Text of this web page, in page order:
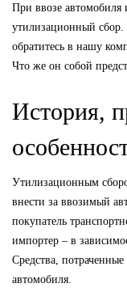
При ввозе автомобиля
утилизационный сбор.
обратитесь в нашу
Что же он собой
История,
Утилизационным
внести за ввозимый
покупатель
импортер – в
Средства,
автомобиля.